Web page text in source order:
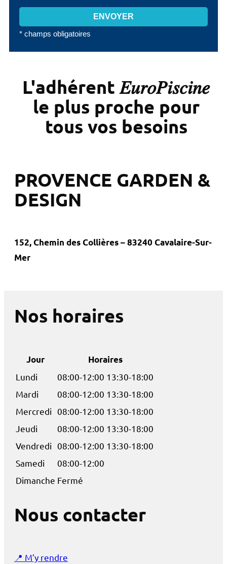
* champs obligatoires
L'adhérent 𝐸𝑢𝑟𝑜𝑃𝑖𝑠𝑐𝑖𝑛𝑒
le plus proche pour
tous vos besoins
PROVENCE GARDEN &
DESIGN
152, Chemin des Collières – 83240 Cavalaire-Sur-
Mer
Nos horaires
Jour
Horaires
Lundi
08:00-12:00 13:30-18:00
Mardi
08:00-12:00 13:30-18:00
Mercredi 08:00-12:00 13:30-18:00
Jeudi
08:00-12:00 13:30-18:00
Vendredi 08:00-12:00 13:30-18:00
Samedi
08:00-12:00
Dimanche Fermé
Nous contacter
📍 M’y rendre